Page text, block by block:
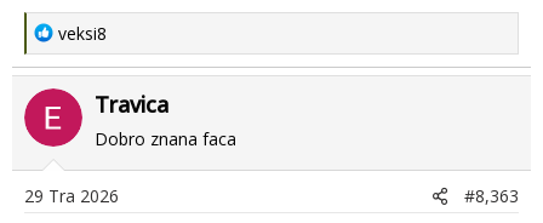
R
e
a
c
t
i
o
n
veksi8
Travica
Dobro znana faca
29 Tra 2026 #8,363